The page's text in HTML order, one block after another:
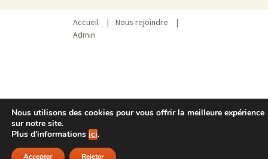
Accueil | Nous rejoindre
|
Admin
Nous utilisons des cookies pour vous offrir la meilleure expérience
sur notre site.
Plus d'informations ici.
Accepter Rejeter